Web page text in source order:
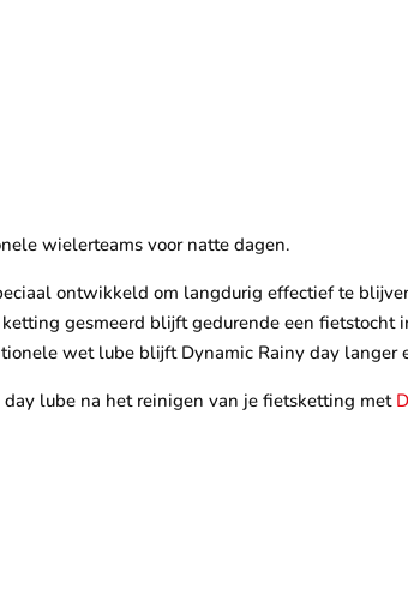
wielerteams voor natte dagen.
ontwikkeld om langdurig effectief te
gesmeerd blijft gedurende een
wet lube blijft Dynamic Rainy day langer
lube na het reinigen van je fietsketting met